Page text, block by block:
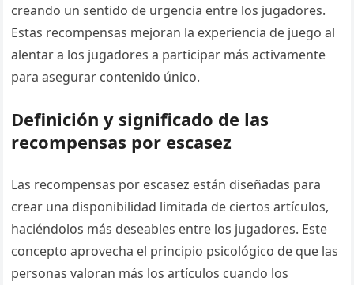
creando un sentido de urgencia entre los jugadores.
Estas recompensas mejoran la experiencia de juego al
alentar a los jugadores a participar más activamente
para asegurar contenido único.
Definición y significado de las
recompensas por escasez
Las recompensas por escasez están diseñadas para
crear una disponibilidad limitada de ciertos artículos,
haciéndolos más deseables entre los jugadores. Este
concepto aprovecha el principio psicológico de que las
personas valoran más los artículos cuando los